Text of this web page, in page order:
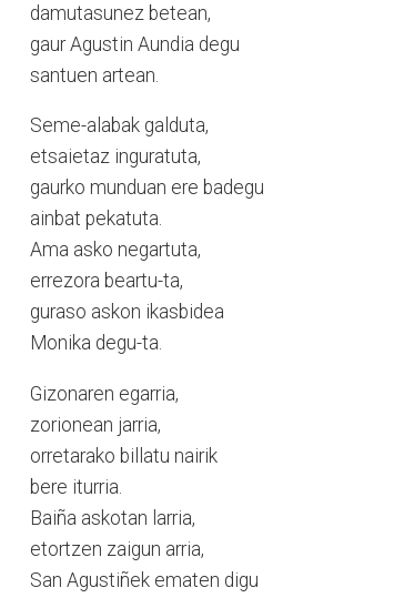
damutasunez betean,
gaur Agustin Aundia degu
santuen artean.
Seme-alabak galduta,
etsaietaz inguratuta,
gaurko munduan ere badegu
ainbat pekatuta.
Ama asko negartuta,
errezora beartu-ta,
guraso askon ikasbidea
Monika degu-ta.
Gizonaren egarria,
zorionean jarria,
orretarako billatu nairik
bere iturria.
Baiña askotan larria,
etortzen zaigun arria,
San Agustiñek ematen digu